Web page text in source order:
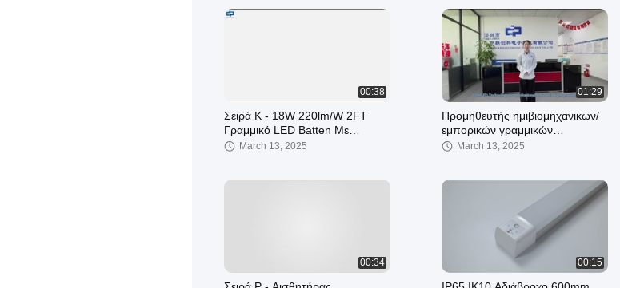
00:38
Σειρά Κ - 18W 220lm/W 2FT
Γραμμικό LED Batten Με
Αισθητήρα Σε Θερμό Λευκό Φως
March 13, 2025
01:29
Προμηθευτής ημιβιομηχανικών/
εμπορικών γραμμικών
λαμπτήρων LED
March 13, 2025
00:34 00:15